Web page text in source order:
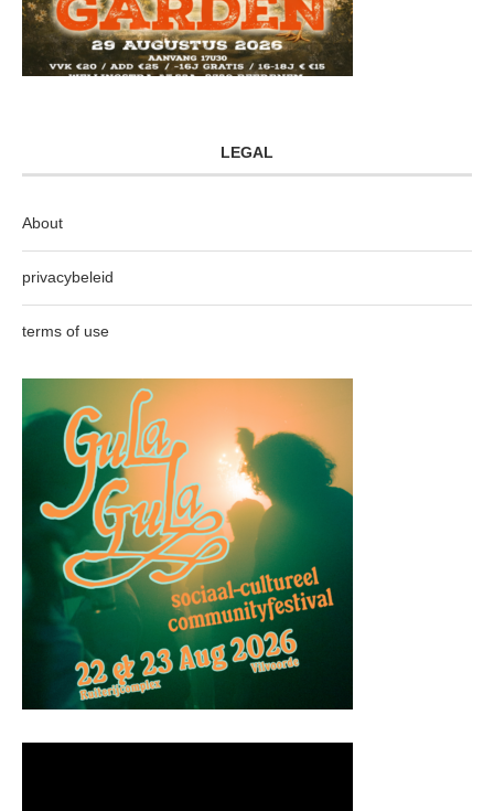
LEGAL
About
privacybeleid
terms of use